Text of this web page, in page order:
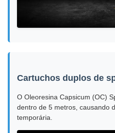
Cartuchos duplos de
O Oleoresina Capsicum (OC)
dentro de 5 metros, causando
temporária.